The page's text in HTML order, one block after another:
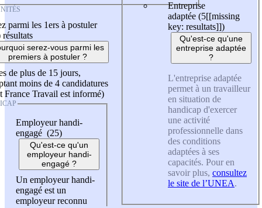
parmi les 1ers à postuler
résultats
serez-vous parmi les
premiers à postuler ?
de plus de 15 jours,
moins de 4 candidatures
France Travail est informé)
Employeur handi-
engagé (25)
Qu'est-ce qu'un
employeur handi-
engagé ?
Un employeur handi-
engagé est un
employeur reconnu
Entreprise
adaptée (5[[missing
key: resultats]])
Qu'est-ce qu'une
entreprise adaptée
?
L'entreprise adaptée
permet à un travailleur
en situation de
handicap d'exercer
une activité
professionnelle dans
des conditions
adaptées à ses
capacités. Pour en
savoir plus, consultez
le site de l’UNEA.